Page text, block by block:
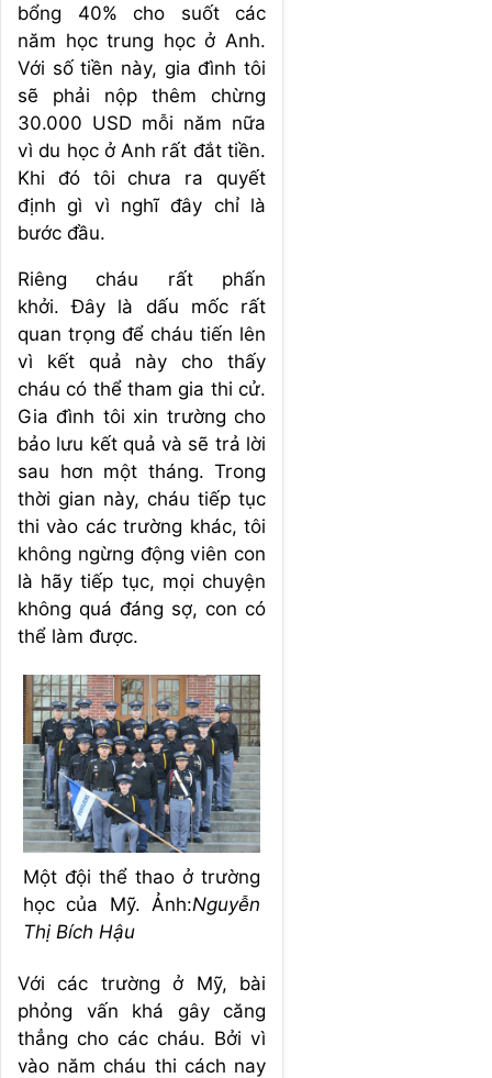
bổng 40% cho suốt các
năm học trung học ở Anh.
Với số tiền này, gia đình tôi
sẽ phải nộp thêm chừng
30.000 USD mỗi năm nữa
vì du học ở Anh rất đắt tiền.
Khi đó tôi chưa ra quyết
định gì vì nghĩ đây chỉ là
bước đầu.
Riêng cháu rất phấn
khởi. Đây là dấu mốc rất
quan trọng để cháu tiến lên
vì kết quả này cho thấy
cháu có thể tham gia thi cử.
Gia đình tôi xin trường cho
bảo lưu kết quả và sẽ trả lời
sau hơn một tháng. Trong
thời gian này, cháu tiếp tục
thi vào các trường khác, tôi
không ngừng động viên con
là hãy tiếp tục, mọi chuyện
không quá đáng sợ, con có
thể làm được.
Một đội thể thao ở trường
học của Mỹ. Ảnh:Nguyễn
Thị Bích Hậu
Với các trường ở Mỹ, bài
phỏng vấn khá gây căng
thẳng cho các cháu. Bởi vì
vào năm cháu thi cách nay